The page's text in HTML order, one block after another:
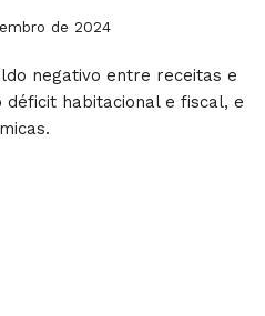
de 2024
negativo entre receitas e
habitacional e fiscal, e